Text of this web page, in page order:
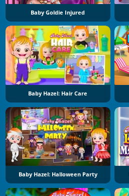
Baby Goldie Injured
Baby Hazel: Hair Care
Baby Hazel: Halloween Party